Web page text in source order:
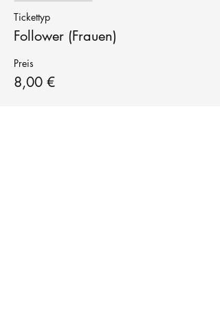
Tickettyp
Follower (Frauen)
Preis
8,00 €